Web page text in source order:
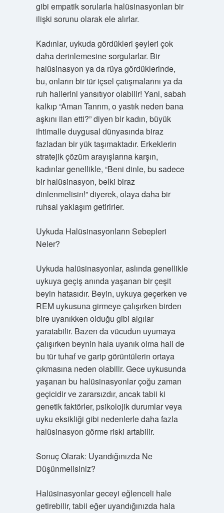
gibi empatik sorularla halüsinasyonları bir
ilişki sorunu olarak ele alırlar.
Kadınlar, uykuda gördükleri şeyleri çok
daha derinlemesine sorgularlar. Bir
halüsinasyon ya da rüya gördüklerinde,
bu, onların bir tür içsel çatışmalarını ya da
ruh hallerini yansıtıyor olabilir! Yani, sabah
kalkıp “Aman Tanrım, o yastık neden bana
aşkını ilan etti?” diyen bir kadın, büyük
ihtimalle duygusal dünyasında biraz
fazladan bir yük taşımaktadır. Erkeklerin
stratejik çözüm arayışlarına karşın,
kadınlar genellikle, “Beni dinle, bu sadece
bir halüsinasyon, belki biraz
dinlenmelisin!” diyerek, olaya daha bir
ruhsal yaklaşım getirirler.
Uykuda Halüsinasyonların Sebepleri
Neler?
Uykuda halüsinasyonlar, aslında genellikle
uykuya geçiş anında yaşanan bir çeşit
beyin hatasıdır. Beyin, uykuya geçerken ve
REM uykusuna girmeye çalışırken birden
bire uyanıkken olduğu gibi algılar
yaratabilir. Bazen da vücudun uyumaya
çalışırken beynin hala uyanık olma hali de
bu tür tuhaf ve garip görüntülerin ortaya
çıkmasına neden olabilir. Gece uykusunda
yaşanan bu halüsinasyonlar çoğu zaman
geçicidir ve zararsızdır, ancak tabii ki
genetik faktörler, psikolojik durumlar veya
uyku eksikliği gibi nedenlerle daha fazla
halüsinasyon görme riski artabilir.
Sonuç Olarak: Uyandığınızda Ne
Düşünmelisiniz?
Halüsinasyonlar geceyi eğlenceli hale
getirebilir, tabii eğer uyandığınızda hala